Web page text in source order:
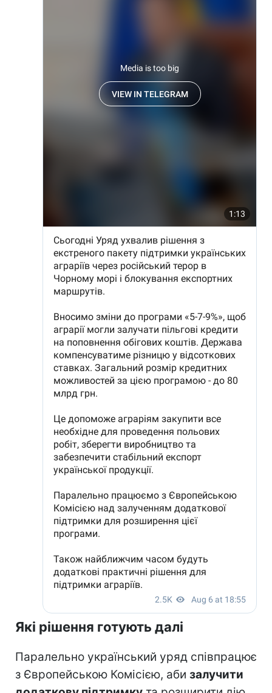
Які рішення готують далі
Паралельно український уряд співпрацює
з Європейською Комісією, аби залучити